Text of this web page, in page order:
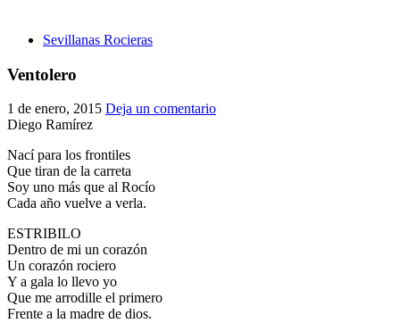
Sevillanas Rocieras
Ventolero
1 de enero, 2015 Deja un comentario
Diego Ramírez
Nací para los frontiles
Que tiran de la carreta
Soy uno más que al Rocío
Cada año vuelve a verla.
ESTRIBILO
Dentro de mi un corazón
Un corazón rociero
Y a gala lo llevo yo
Que me arrodille el primero
Frente a la madre de dios.
¿Cuántas hermandades participan en la romería?
¿Cuándo se construyó la primera ermita?
El traslado cada siete años
Quiero hacer el camino,¿que tengo que hacer?
En el Rocío, ¿dónde me alojo?